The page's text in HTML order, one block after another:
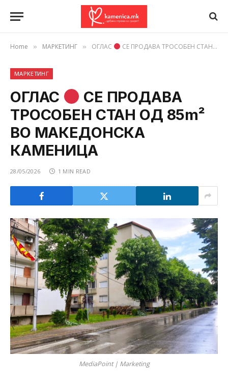
Home » МАРКЕТИНГ » ОГЛАС СЕ ПРОДАВА ТРОСОБЕН СТАН ОД 85m² ВО МАКЕДОНСКА КАМЕНИЦА
МАРКЕТИНГ
ОГЛАС
СЕ ПРОДАВА
ТРОСОБЕН СТАН ОД 85m²
ВО МАКЕДОНСКА
КАМЕНИЦА
28/05/2026 1 MIN READ
MediaPoint | Marketing